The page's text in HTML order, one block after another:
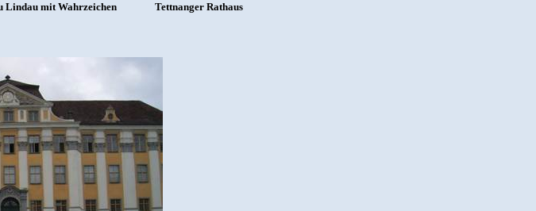
Lindau mit Wahrzeichen Tettnanger Rathaus